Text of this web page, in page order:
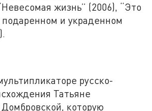
жизнь” (2006), “Это
и украденном
русско-
Татьяне
которую